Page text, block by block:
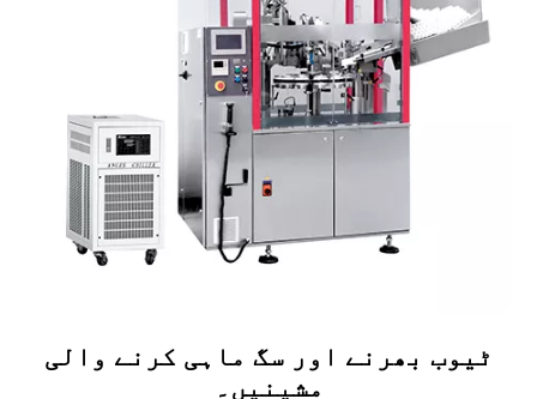
ٹیوب بھرنے اور سگ ماہی کرنے والی
مشینیں۔